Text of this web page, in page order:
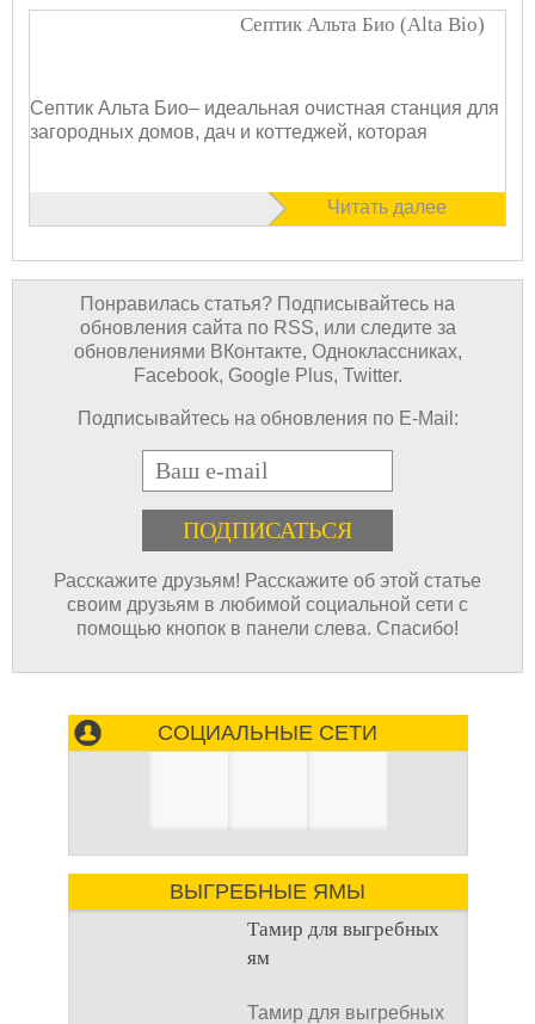
Септик Альта Био (Alta Bio)
Септик Альта Био– идеальная очистная станция для
загородных домов, дач и коттеджей, которая
Читать далее
Понравилась статья? Подписывайтесь на
обновления сайта по RSS, или следите за
обновлениями ВКонтакте, Одноклассниках,
Facebook, Google Plus, Twitter.
Подписывайтесь на обновления по E-Mail:
E-mail
Расскажите друзьям! Расскажите об этой статье
своим друзьям в любимой социальной сети с
помощью кнопок в панели слева. Спасибо!
СОЦИАЛЬНЫЕ СЕТИ
ВЫГРЕБНЫЕ ЯМЫ
Тамир для выгребных
ям
Тамир для выгребных